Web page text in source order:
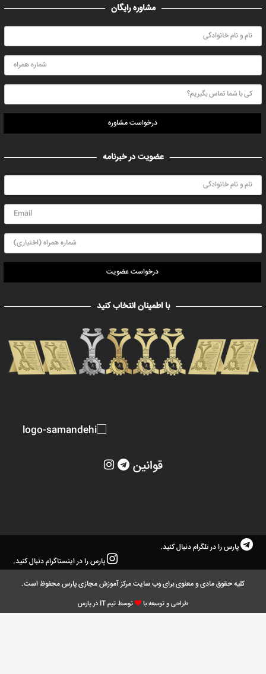
مشاوره رایگان
درخواست مشاوره
عضویت در خبرنامه
درخواست عضویت
با اطمینان انتخاب کنید
قوانین
پارس را در تلگرام دنبال کنید.
پارس را در اینستاگرام دنبال کنید.
کلیه حقوق مادی و معنوی برای وب سایت مرکز آموزش مجازی پارس محفوظ است.
طراحی و توسعه با توسط تیم IT در پارس